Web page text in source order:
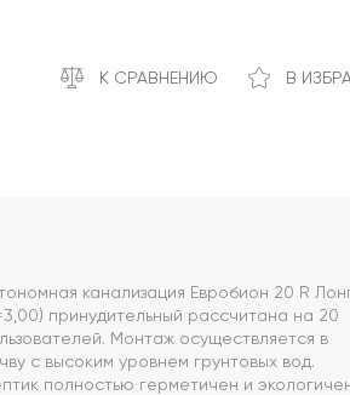
К СРАВНЕНИЮ В
канализация Евробион 20 R
принудительный рассчитана на 20
Монтаж осуществляется в
с высоким уровнем грунтовых вод.
полностью герметичен и